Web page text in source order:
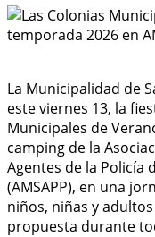
La Municipalidad de
este viernes 13, la
Municipales de
camping de la
Agentes de la Policía
(AMSAPP), en una
niños, niñas y
propuesta durante